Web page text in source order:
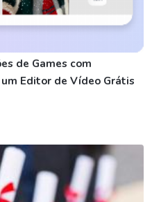
de Games com
Editor de Vídeo Grátis